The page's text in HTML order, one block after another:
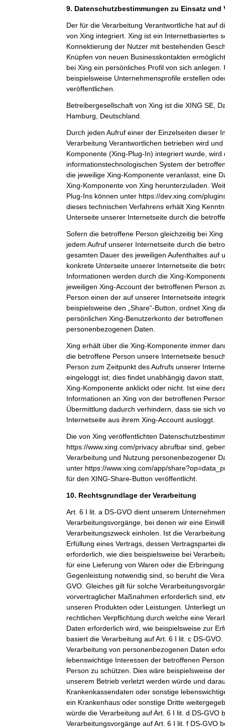
9. Datenschutzbestimmungen zu Einsatz und
Der für die Verarbeitung Verantwortliche hat auf
von Xing integriert. Xing ist ein Internetbasiertes
Konnektierung der Nutzer mit bestehenden
Knüpfen von neuen Businesskontakten
bei Xing ein persönliches Profil von sich anlegen.
beispielsweise Unternehmensprofile erstellen
veröffentlichen.
Betreibergesellschaft von Xing ist die XING SE,
Hamburg, Deutschland.
Durch jeden Aufruf einer der Einzelseiten dieser
Verarbeitung Verantwortlichen betrieben wird
Komponente (Xing-Plug-In) integriert wurde,
informationstechnologischen System der
die jeweilige Xing-Komponente veranlasst, eine
Xing-Komponente von Xing herunterzuladen.
Plug-Ins können unter https://dev.xing.com/
dieses technischen Verfahrens erhält Xing
Unterseite unserer Internetseite durch die
Sofern die betroffene Person gleichzeitig bei
jedem Aufruf unserer Internetseite durch die
gesamten Dauer des jeweiligen Aufenthaltes auf
konkrete Unterseite unserer Internetseite die
Informationen werden durch die Xing-
jeweiligen Xing-Account der betroffenen Person
Person einen der auf unserer Internetseite
beispielsweise den „Share“-Button, ordnet Xing
persönlichen Xing-Benutzerkonto der
personenbezogenen Daten.
Xing erhält über die Xing-Komponente immer
die betroffene Person unsere Internetseite
Person zum Zeitpunkt des Aufrufs unserer
eingeloggt ist; dies findet unabhängig davon
Xing-Komponente anklickt oder nicht. Ist eine
Informationen an Xing von der betroffenen
Übermittlung dadurch verhindern, dass sie sich
Internetseite aus ihrem Xing-Account ausloggt.
Die von Xing veröffentlichten
https://www.xing.com/privacy abrufbar sind,
Verarbeitung und Nutzung personenbezogener
unter https://www.xing.com/app/
für den XING-Share-Button veröffentlicht.
10. Rechtsgrundlage der Verarbeitung
Art. 6 I lit. a DS-GVO dient unserem
Verarbeitungsvorgänge, bei denen wir eine
Verarbeitungszweck einholen. Ist die
Erfüllung eines Vertrags, dessen Vertragspartei
erforderlich, wie dies beispielsweise bei
für eine Lieferung von Waren oder die
Gegenleistung notwendig sind, so beruht die
GVO. Gleiches gilt für solche
vorvertraglicher Maßnahmen erforderlich sind,
unseren Produkten oder Leistungen. Unterliegt
rechtlichen Verpflichtung durch welche eine
Daten erforderlich wird, wie beispielsweise zur
basiert die Verarbeitung auf Art. 6 I lit. c DS-
Verarbeitung von personenbezogenen Daten
lebenswichtige Interessen der betroffenen
Person zu schützen. Dies wäre beispielsweise
unserem Betrieb verletzt werden würde und
Krankenkassendaten oder sonstige
ein Krankenhaus oder sonstige Dritte
würde die Verarbeitung auf Art. 6 I lit. d DS-GVO
Verarbeitungsvorgänge auf Art. 6 I lit. f DS-GVO